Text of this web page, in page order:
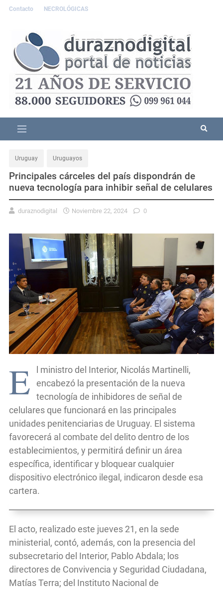
Contacto NECROLÓGICAS
Uruguay Uruguayos
Principales cárceles del país dispondrán de
nueva tecnología para inhibir señal de celulares
duraznodigital Noviembre 22, 2024 0
E
l ministro del Interior, Nicolás Martinelli,
encabezó la presentación de la nueva
tecnología de inhibidores de señal de
celulares que funcionará en las principales
unidades penitenciarias de Uruguay. El sistema
favorecerá al combate del delito dentro de los
establecimientos, y permitirá definir un área
específica, identificar y bloquear cualquier
dispositivo electrónico ilegal, indicaron desde esa
cartera.
El acto, realizado este jueves 21, en la sede
ministerial, contó, además, con la presencia del
subsecretario del Interior, Pablo Abdala; los
directores de Convivencia y Seguridad Ciudadana,
Matías Terra; del Instituto Nacional de